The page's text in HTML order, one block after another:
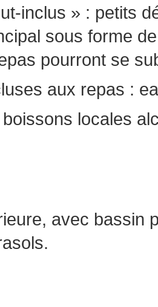
inclus » : petits
sous forme
pourront se
aux repas :
locales
avec bassin